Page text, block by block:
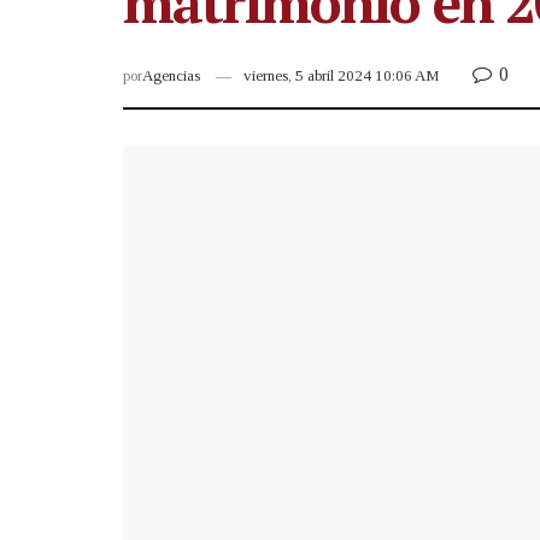
porAgencias viernes, 5 abril 2024 10:06 AM 0